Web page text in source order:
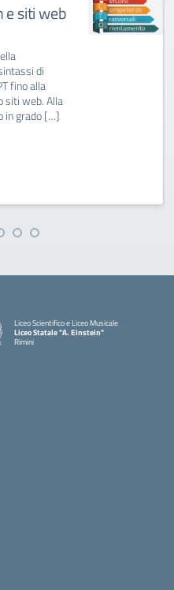
e siti web
di
fino alla
siti web. Alla
in grado […]
Liceo Scientifico e Liceo Musicale
Liceo Statale "A. Einstein"
Rimini